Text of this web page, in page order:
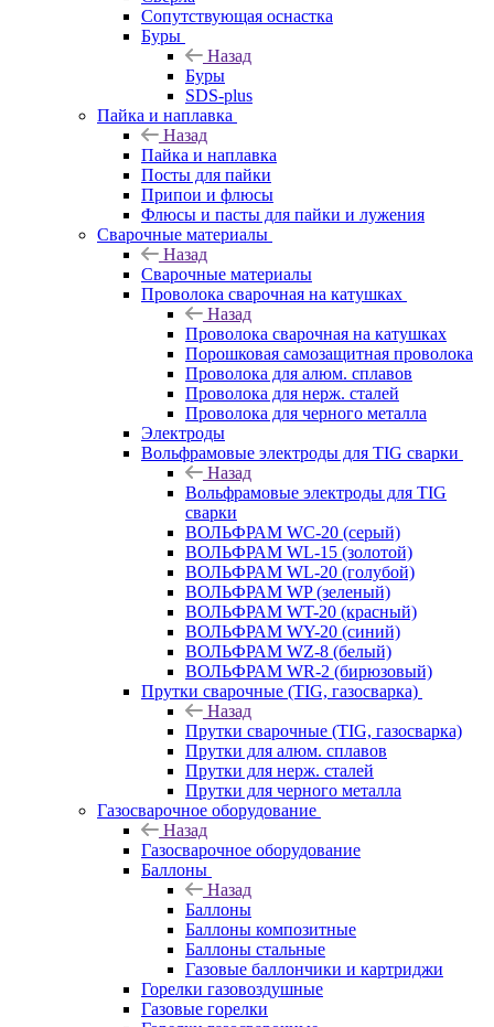
Сопутствующая оснастка
Буры
Назад
Буры
SDS-plus
Пайка и наплавка
Назад
Пайка и наплавка
Посты для пайки
Припои и флюсы
Флюсы и пасты для пайки и лужения
Сварочные материалы
Назад
Сварочные материалы
Проволока сварочная на катушках
Назад
Проволока сварочная на катушках
Порошковая самозащитная проволока
Проволока для алюм. сплавов
Проволока для нерж. сталей
Проволока для черного металла
Электроды
Вольфрамовые электроды для TIG сварки
Назад
Вольфрамовые электроды для TIG
сварки
ВОЛЬФРАМ WC-20 (серый)
ВОЛЬФРАМ WL-15 (золотой)
ВОЛЬФРАМ WL-20 (голубой)
ВОЛЬФРАМ WP (зеленый)
ВОЛЬФРАМ WT-20 (красный)
ВОЛЬФРАМ WY-20 (синий)
ВОЛЬФРАМ WZ-8 (белый)
ВОЛЬФРАМ WR-2 (бирюзовый)
Прутки сварочные (TIG, газосварка)
Назад
Прутки сварочные (TIG, газосварка)
Прутки для алюм. сплавов
Прутки для нерж. сталей
Прутки для черного металла
Газосварочное оборудование
Назад
Газосварочное оборудование
Баллоны
Назад
Баллоны
Баллоны композитные
Баллоны стальные
Газовые баллончики и картриджи
Горелки газовоздушные
Газовые горелки